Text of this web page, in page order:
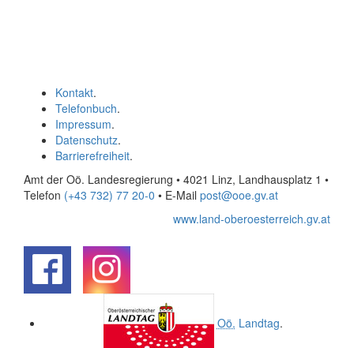
Kontakt.
Telefonbuch.
Impressum.
Datenschutz.
Barrierefreiheit.
Amt der Oö. Landesregierung • 4021 Linz, Landhausplatz 1 •
Telefon (+43 732) 77 20-0 • E-Mail post@ooe.gv.at
www.land-oberoesterreich.gv.at
Oö. Landtag.